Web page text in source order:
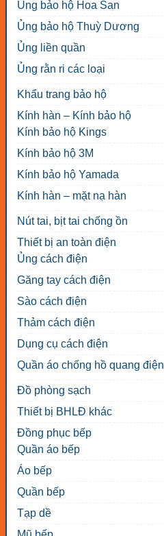
Ủng bảo hộ Hoa San
Ủng bảo hộ Thuỳ Dương
Ủng liền quần
Ủng rằn ri các loại
Khẩu trang bảo hộ
Kính hàn – Kính bảo hộ
Kính bảo hộ Kings
Kính bảo hộ 3M
Kính bảo hộ Yamada
Kính hàn – mặt nạ hàn
Nút tai, bịt tai chống ồn
Thiết bị an toàn điện
Ủng cách điện
Găng tay cách điện
Sào cách điện
Thảm cách điện
Dụng cụ cách điện
Quần áo chống hồ quang điện
Đồ phòng sạch
Thiết bị BHLĐ khác
Đồng phục bếp
Quần áo bếp
Áo bếp
Quần bếp
Tạp dề